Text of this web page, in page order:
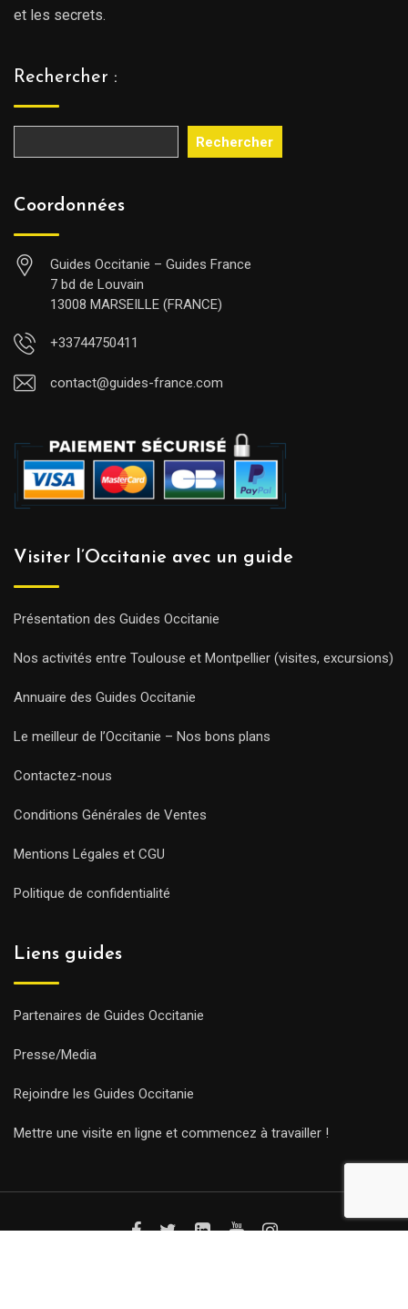
et les secrets.
Rechercher :
Rechercher
Coordonnées
Guides Occitanie – Guides France
7 bd de Louvain
13008 MARSEILLE (FRANCE)
+33744750411
contact@guides-france.com
Visiter l’Occitanie avec un guide
Présentation des Guides Occitanie
Nos activités entre Toulouse et Montpellier (visites, excursions)
Annuaire des Guides Occitanie
Le meilleur de l’Occitanie – Nos bons plans
Contactez-nous
Conditions Générales de Ventes
Mentions Légales et CGU
Politique de confidentialité
Liens guides
Partenaires de Guides Occitanie
Presse/Media
Rejoindre les Guides Occitanie
Mettre une visite en ligne et commencez à travailler !